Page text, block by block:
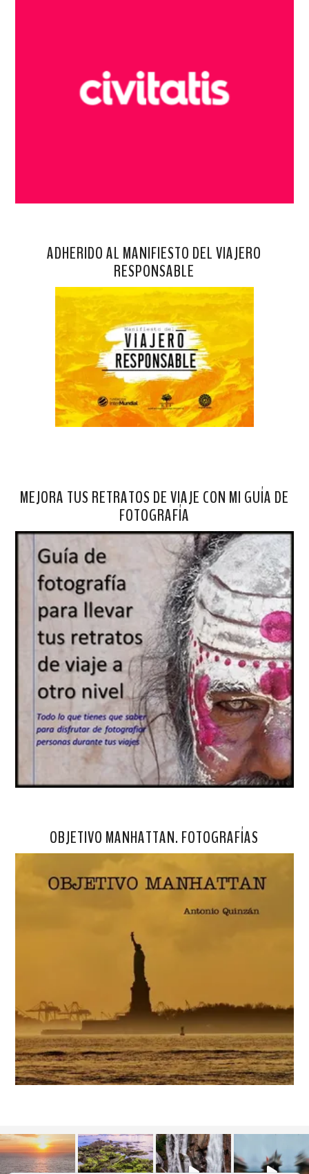
ADHERIDO AL MANIFIESTO DEL VIAJERO
RESPONSABLE
MEJORA TUS RETRATOS DE VIAJE CON MI GUÍA DE
FOTOGRAFÍA
OBJETIVO MANHATTAN. FOTOGRAFÍAS